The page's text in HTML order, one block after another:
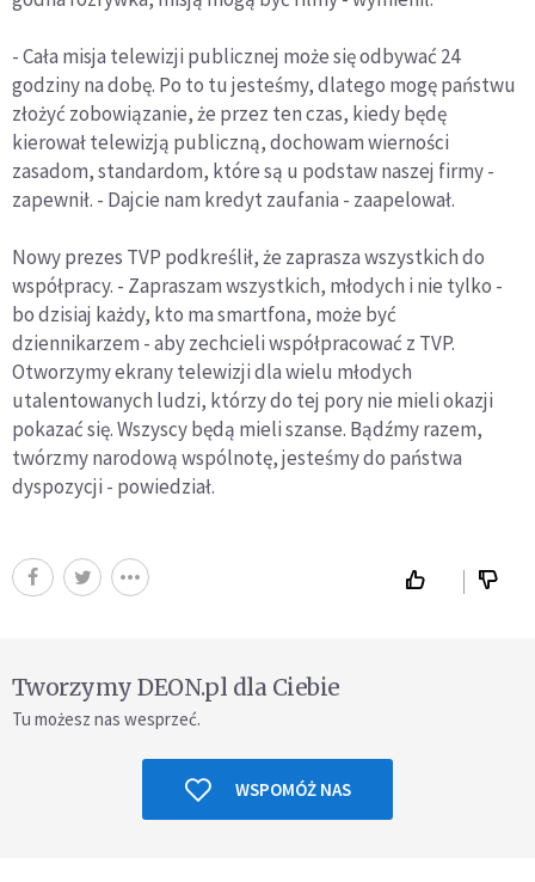
- Cała misja telewizji publicznej może się odbywać 24
godziny na dobę. Po to tu jesteśmy, dlatego mogę państwu
złożyć zobowiązanie, że przez ten czas, kiedy będę
kierował telewizją publiczną, dochowam wierności
zasadom, standardom, które są u podstaw naszej firmy -
zapewnił. - Dajcie nam kredyt zaufania - zaapelował.
Nowy prezes TVP podkreślił, że zaprasza wszystkich do
współpracy. - Zapraszam wszystkich, młodych i nie tylko -
bo dzisiaj każdy, kto ma smartfona, może być
dziennikarzem - aby zechcieli współpracować z TVP.
Otworzymy ekrany telewizji dla wielu młodych
utalentowanych ludzi, którzy do tej pory nie mieli okazji
pokazać się. Wszyscy będą mieli szanse. Bądźmy razem,
twórzmy narodową wspólnotę, jesteśmy do państwa
dyspozycji - powiedział.
Tworzymy DEON.pl dla Ciebie
Tu możesz nas wesprzeć.
WSPOMÓŻ NAS